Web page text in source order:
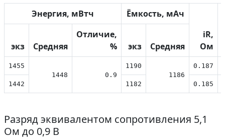
Энергия, мВтч
Ёмкость, мАч
iR,
Ом
экз
Средняя
Отличие,
%
экз Средняя
1455
1448
0.9
1190
1186
0.187
1442 1182 0.185
Разряд эквивалентом сопротивления 5,1
Ом до 0,9 В